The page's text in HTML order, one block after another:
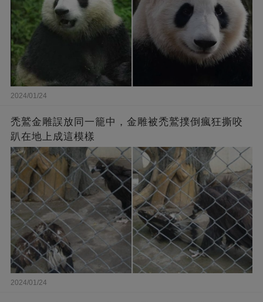
2024/01/24
禿鷲金雕誤放同一籠中，金雕被禿鷲撲倒瘋狂撕咬
趴在地上成這模樣
2024/01/24